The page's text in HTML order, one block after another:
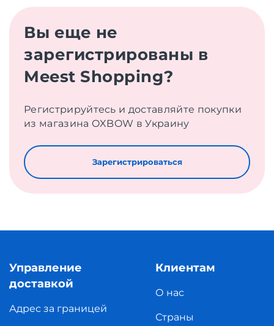
Вы еще не
зарегистрированы в
Meest Shopping?
Регистрируйтесь и доставляйте покупки
из магазина OXBOW в Украину
Зарегистрироваться
Управление
доставкой
Адрес за границей
Клиентам
О нас
Страны